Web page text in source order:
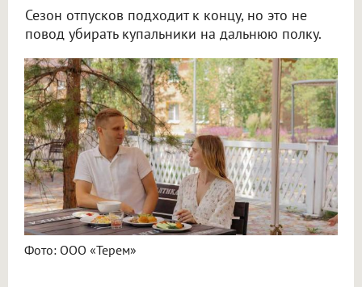
Сезон отпусков подходит к концу, но это не
повод убирать купальники на дальнюю полку.
Фото: ООО «Терем»